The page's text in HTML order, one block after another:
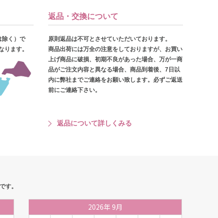
除く）で
ります。
返品・交換について
原則返品は不可とさせていただいております。
商品出荷には万全の注意をしておりますが、お買い
上げ商品に破損、初期不良があった場合、万が一商
品がご注文内容と異なる場合、商品到着後、7日以
内に弊社までご連絡をお願い致します。必ずご返送
前にご連絡下さい。
返品について詳しくみる
す。
2026年 9月